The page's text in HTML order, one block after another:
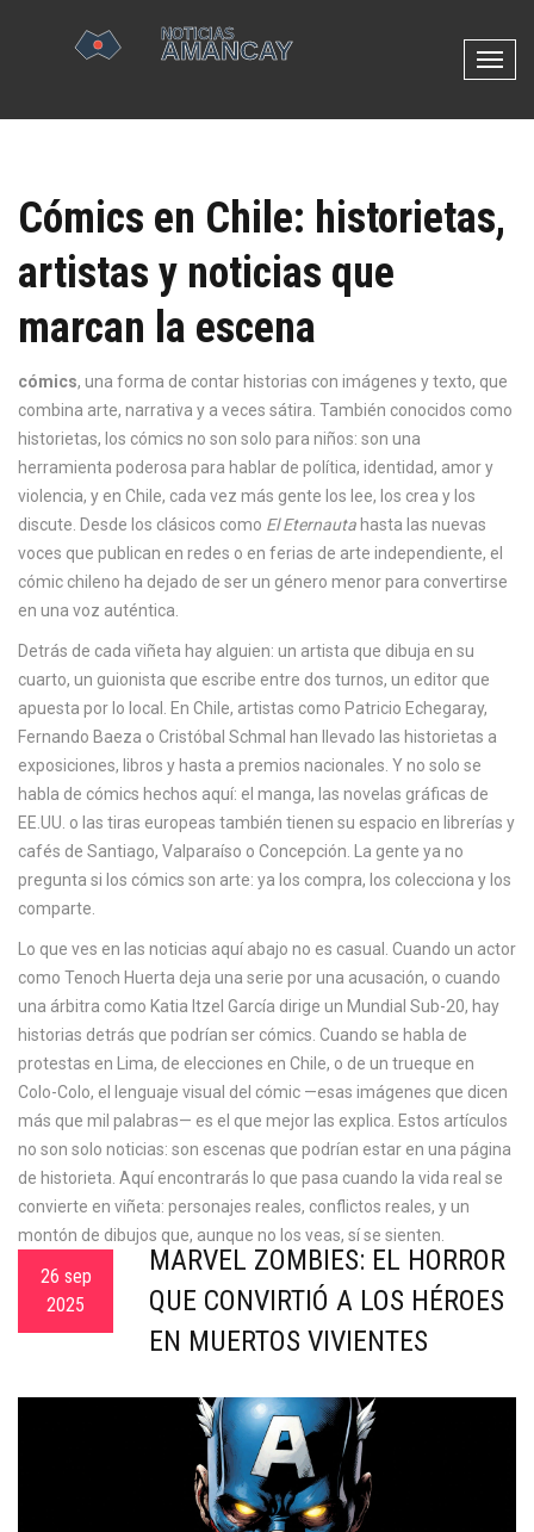
N
v
a
c
e
p
l
c
a
Cómics en Chile: historietas,
artistas y noticias que
marcan la escena
cómics, una forma de contar historias con imágenes y texto, que
combina arte, narrativa y a veces sátira . También conocidos como
historietas, los cómics no son solo para niños: son una
herramienta poderosa para hablar de política, identidad, amor y
violencia, y en Chile, cada vez más gente los lee, los crea y los
discute. Desde los clásicos como El Eternauta hasta las nuevas
voces que publican en redes o en ferias de arte independiente, el
cómic chileno ha dejado de ser un género menor para convertirse
en una voz auténtica.
Detrás de cada viñeta hay alguien: un artista que dibuja en su
cuarto, un guionista que escribe entre dos turnos, un editor que
apuesta por lo local. En Chile, artistas como Patricio Echegaray,
Fernando Baeza o Cristóbal Schmal han llevado las historietas a
exposiciones, libros y hasta a premios nacionales. Y no solo se
habla de cómics hechos aquí: el manga, las novelas gráficas de
EE.UU. o las tiras europeas también tienen su espacio en librerías y
cafés de Santiago, Valparaíso o Concepción. La gente ya no
pregunta si los cómics son arte: ya los compra, los colecciona y los
comparte.
Lo que ves en las noticias aquí abajo no es casual. Cuando un actor
como Tenoch Huerta deja una serie por una acusación, o cuando
una árbitra como Katia Itzel García dirige un Mundial Sub-20, hay
historias detrás que podrían ser cómics. Cuando se habla de
protestas en Lima, de elecciones en Chile, o de un trueque en
Colo-Colo, el lenguaje visual del cómic —esas imágenes que dicen
más que mil palabras— es el que mejor las explica. Estos artículos
no son solo noticias: son escenas que podrían estar en una página
de historieta. Aquí encontrarás lo que pasa cuando la vida real se
convierte en viñeta: personajes reales, conflictos reales, y un
montón de dibujos que, aunque no los veas, sí se sienten.
26 sep
2025
MARVEL ZOMBIES: EL HORROR
QUE CONVIRTIÓ A LOS HÉROES
EN MUERTOS VIVIENTES